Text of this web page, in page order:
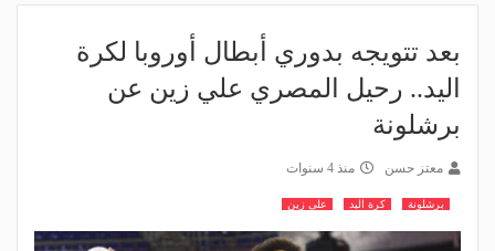
بعد تتويجه بدوري أبطال أوروبا لكرة
اليد.. رحيل المصري علي زين عن
برشلونة
معتز حسن منذ 4 سنوات
برشلونة كرة اليد على زين